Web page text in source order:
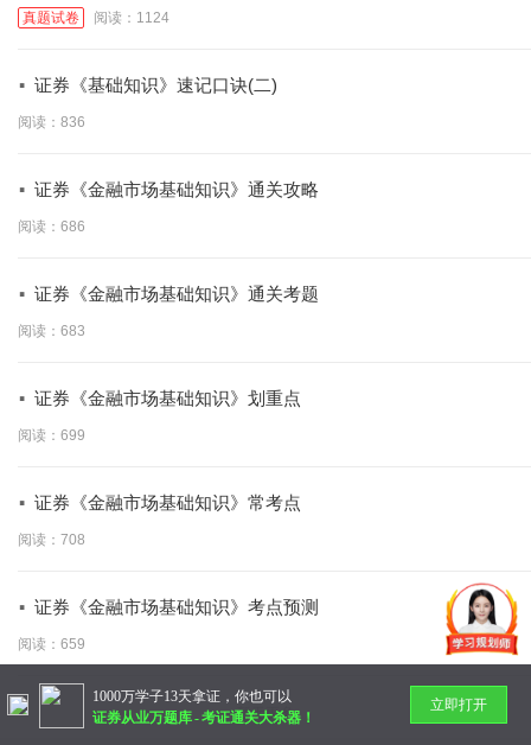
真题试卷 阅读：1124
· 证券《基础知识》速记口诀(二)
阅读：836
· 证券《金融市场基础知识》通关攻略
阅读：686
· 证券《金融市场基础知识》通关考题
阅读：683
· 证券《金融市场基础知识》划重点
阅读：699
· 证券《金融市场基础知识》常考点
阅读：708
· 证券《金融市场基础知识》考点预测
阅读：659
暂无更多
1000万学子13天拿证，你也可以
证券从业万题库-考证通关大杀器！
立即打开